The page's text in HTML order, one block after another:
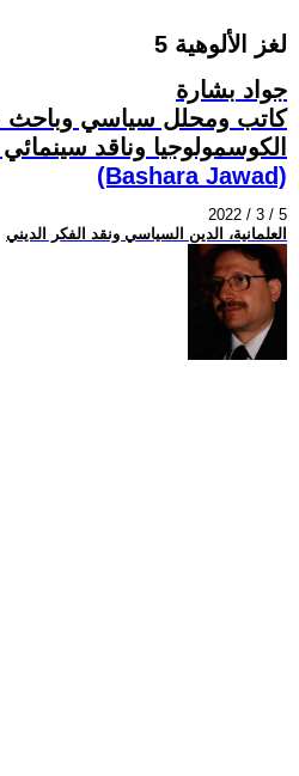
لغز الألوهية 5
جواد بشارة
كاتب ومحلل سياسي
الكوسمولوجيا وناقد
(Bashara Jawad)
2022 / 3 / 5
العلمانية، الدين السياسي ونقد الفكر الديني